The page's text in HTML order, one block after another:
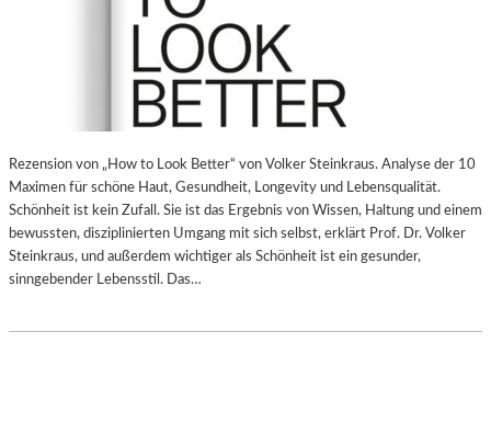
Rezension von „How to Look Better“ von Volker Steinkraus. Analyse der 10
Maximen für schöne Haut, Gesundheit, Longevity und Lebensqualität.
Schönheit ist kein Zufall. Sie ist das Ergebnis von Wissen, Haltung und einem
bewussten, disziplinierten Umgang mit sich selbst, erklärt Prof. Dr. Volker
Steinkraus, und außerdem wichtiger als Schönheit ist ein gesunder,
sinngebender Lebensstil. Das…